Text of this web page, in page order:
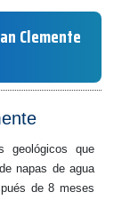
Clemente
geológicos que
napas de agua
de 8 meses